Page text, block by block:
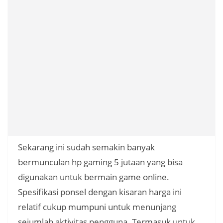
Sekarang ini sudah semakin banyak
bermunculan hp gaming 5 jutaan yang bisa
digunakan untuk bermain game online.
Spesifikasi ponsel dengan kisaran harga ini
relatif cukup mumpuni untuk menunjang